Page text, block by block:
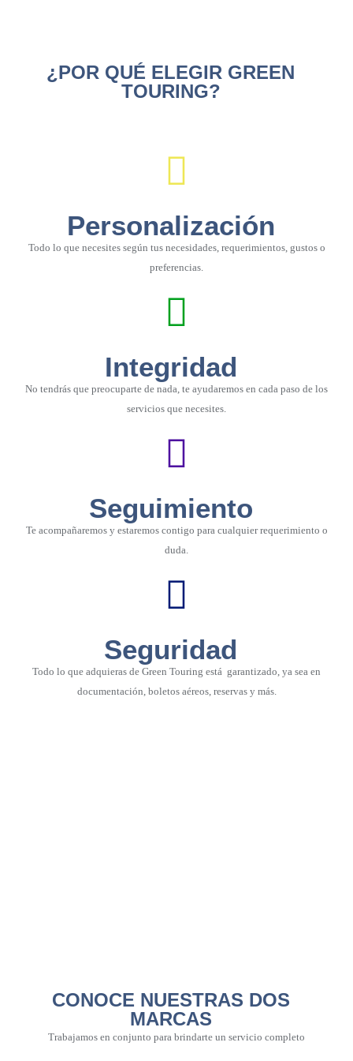
¿POR QUÉ ELEGIR GREEN
TOURING?
Personalización
Todo lo que necesites según tus necesidades, requerimientos, gustos o
preferencias.
Integridad
No tendrás que preocuparte de nada, te ayudaremos en cada paso de los
servicios que necesites.
Seguimiento
Te acompañaremos y estaremos contigo para cualquier requerimiento o
duda.
Seguridad
Todo lo que adquieras de Green Touring está garantizado, ya sea en
documentación, boletos aéreos, reservas y más.
CONOCE NUESTRAS DOS
MARCAS
Trabajamos en conjunto para brindarte un servicio completo